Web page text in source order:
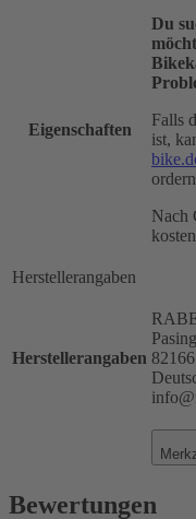
Eigenschaften
Du
Falls
ist,
Nach
Herstellerangaben
Herstellerangaben
Bewertungen